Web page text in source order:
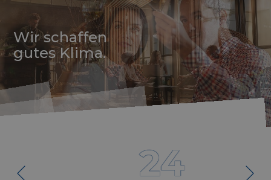
Wir schaffen
gutes Klima.
24